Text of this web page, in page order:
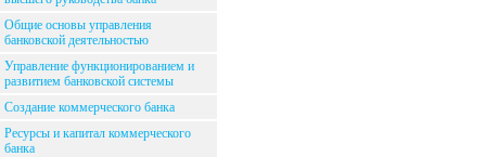
Общие основы управления
банковской деятельностью
Управление функционированием и
развитием банковской системы
Создание коммерческого банка
Ресурсы и капитал коммерческого
банка